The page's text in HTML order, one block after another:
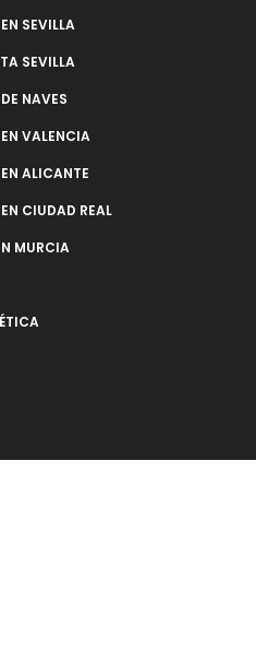
SEVILLA
SEVILLA
NAVES
VALENCIA
ALICANTE
CIUDAD REAL
MURCIA